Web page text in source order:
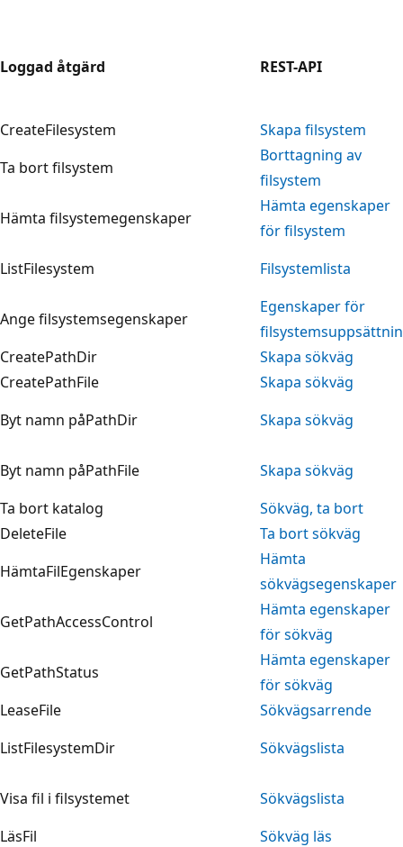
Loggad åtgärd REST-API
CreateFilesystem
Skapa filsystem
Ta bort filsystem
Borttagning av
filsystem
Hämta filsystemegenskaper
Hämta egenskaper
för filsystem
ListFilesystem
Filsystemlista
Ange filsystemsegenskaper
Egenskaper för
CreatePathDir
Skapa sökväg
CreatePathFile
Skapa sökväg
Byt namn påPathDir
Skapa sökväg
Byt namn påPathFile
Skapa sökväg
Ta bort katalog
Sökväg, ta bort
DeleteFile
Ta bort sökväg
HämtaFilEgenskaper
Hämta
sökvägsegenskaper
GetPathAccessControl
Hämta egenskaper
för sökväg
GetPathStatus
Hämta egenskaper
för sökväg
LeaseFile
Sökvägsarrende
ListFilesystemDir
Sökvägslista
Visa fil i filsystemet
Sökvägslista
LäsFil
Sökväg läs